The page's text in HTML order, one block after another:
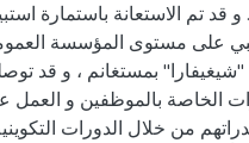
و قد تم الاستعانة باستمارة
طبي على مستوى المؤسسة
"شيغيفارا" بمستغانم ، و قد
الخاصة بالموظفين و العمل
من خلال الدورات